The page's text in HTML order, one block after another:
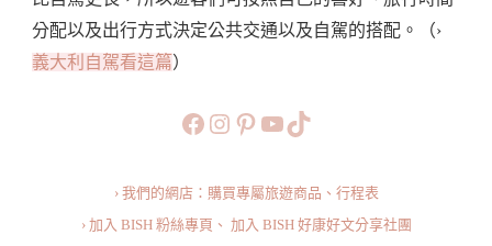
Transport
In
分配以及出行方式決定公共交通以及自駕的搭配。（›
義大利自駕看這篇）
https://www.facebook.com/
https://
https://
旅行美食小短片TikTok
› 我們的網店：購買專屬旅遊商品、行程表
› 加入 BISH 粉絲專頁、 加入 BISH 好康好文分享社團